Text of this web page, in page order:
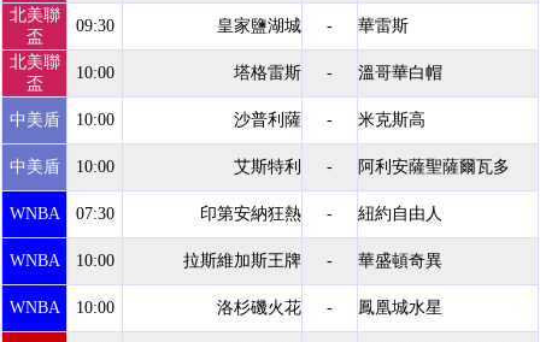
北美聯
盃
09:30 皇家鹽湖城 -
華雷斯
北美聯
盃
10:00 塔格雷斯 - 溫哥華白帽
中美盾 10:00 沙普利薩 - 米克斯高
中美盾 10:00 艾斯特利 - 阿利安薩聖薩爾瓦多
WNBA 07:30 印第安納狂熱 - 紐約自由人
WNBA 10:00 拉斯維加斯王牌 - 華盛頓奇異
WNBA 10:00 洛杉磯火花 - 鳳凰城水星